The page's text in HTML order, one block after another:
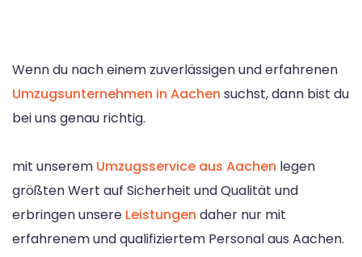
Wenn du nach einem zuverlässigen und erfahrenen
Umzugsunternehmen in Aachen suchst, dann bist du
bei uns genau richtig.
mit unserem Umzugsservice aus Aachen legen
größten Wert auf Sicherheit und Qualität und
erbringen unsere Leistungen daher nur mit
erfahrenem und qualifiziertem Personal aus Aachen.